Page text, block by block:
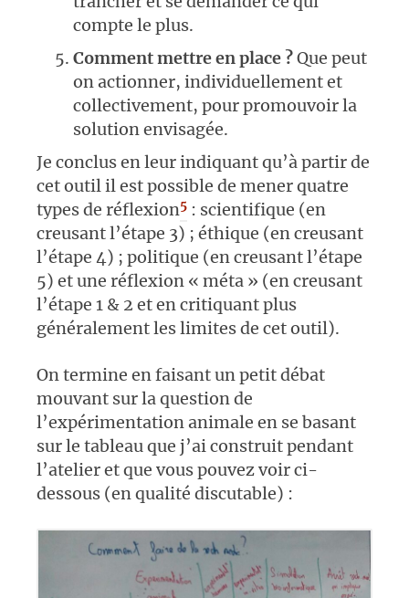
compte le plus.
Comment mettre en place ?Que peut
on actionner, individuellement et
collectivement, pour promouvoir la
solution envisagée.
Je conclus en leur indiquant qu’à partir de
cet outil il est possible de mener quatre
types de réflexion5 : scientifique (en
creusant l’étape 3) ; éthique (en creusant
l’étape 4) ; politique (en creusant l’étape
5) et une réflexion « méta » (en creusant
l’étape 1 & 2 et en critiquant plus
généralement les limites de cet outil).
On termine en faisant un petit débat
mouvant sur la question de
l’expérimentation animale en se basant
sur le tableau que j’ai construit pendant
l’atelier et que vous pouvez voir ci-
dessous (en qualité discutable) :